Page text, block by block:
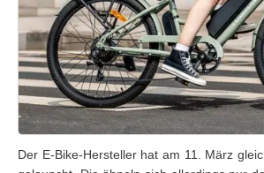
Der E-Bike-Hersteller hat am 11. März